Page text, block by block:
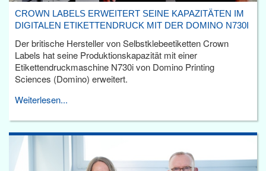
CROWN LABELS ERWEITERT SEINE KAPAZITÄTEN IM
DIGITALEN ETIKETTENDRUCK MIT DER DOMINO N730I
Der britische Hersteller von Selbstklebeetiketten Crown
Labels hat seine Produktionskapazität mit einer
Etikettendruckmaschine N730i von Domino Printing
Sciences (Domino) erweitert.
Weiterlesen...